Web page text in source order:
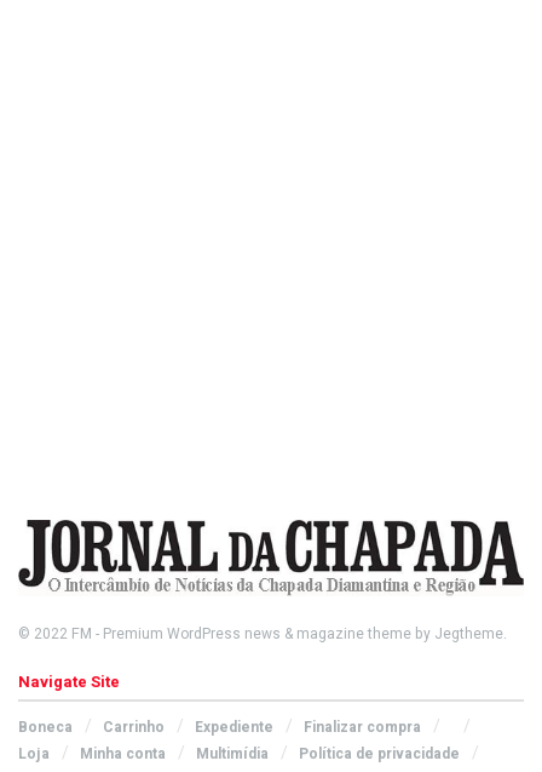
© 2022 FM - Premium WordPress news & magazine theme by Jegtheme.
Navigate Site
Boneca Carrinho Expediente
Finalizar compra
Loja
Minha conta Multimídia
Política de privacidade